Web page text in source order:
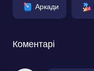
Аркади
Коментарі